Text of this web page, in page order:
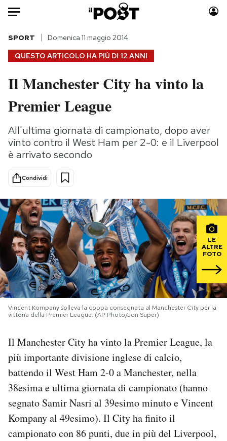
Auto
HOME
Italia
Politica
Tecnologia
Internet
Scienza
Cultura
Economia
Sport
Moda
Storie/Idee
Ok Boomer!
Mondiali calcio 2026
PODCAST
NEWSLETTER
I MIEI PREFERITI
SHOP
AREA PERSONALE
Area Personale
QUESTO ARTICOLO HA PIÙ DI 12 ANNI
SPORT Domenica 11 maggio 2014
Il Manchester City ha vinto la
Premier League
All'ultima giornata di campionato, dopo aver
vinto contro il West Ham per 2-0: e il Liverpool
è arrivato secondo
Condividi
LE
ALTRE
FOTO
Vincent Kompany solleva la coppa consegnata al Manchester City per la
vittoria della Premier League. (AP Photo/Jon Super)
Il Manchester City ha vinto la Premier League, la
più importante divisione inglese di calcio,
battendo il West Ham 2-0 a Manchester, nella
38esima e ultima giornata di campionato (hanno
segnato Samir Nasri al 39esimo minuto e Vincent
Kompany al 49esimo). Il City ha finito il
campionato con 86 punti, due in più del Liverpool,